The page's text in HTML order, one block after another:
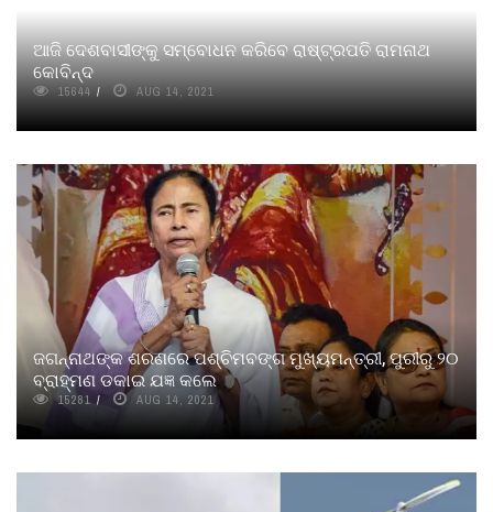
ଆଜି ଦେଶବାସୀଙ୍କୁ ସମ୍ବୋଧନ କରିବେ ରାଷ୍ଟ୍ରପତି ରାମନାଥ
କୋବିନ୍ଦ
15644 AUG 14, 2021
ଜଗନ୍ନାଥଙ୍କ ଶରଣରେ ପଶ୍ଚିମବଙ୍ଗ ମୁଖ୍ୟମନ୍ତ୍ରୀ, ପୁରୀରୁ ୨୦
ବ୍ରାହ୍ମଣ ଡକାଇ ଯଜ୍ଞ କଲେ
15281 AUG 14, 2021